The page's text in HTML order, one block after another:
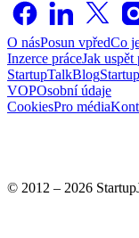
O násPosun vpředCo
Inzerce práceJak uspět
StartupTalkBlog
VOPOsobní údaje
CookiesPro média
© 2012 – 2026